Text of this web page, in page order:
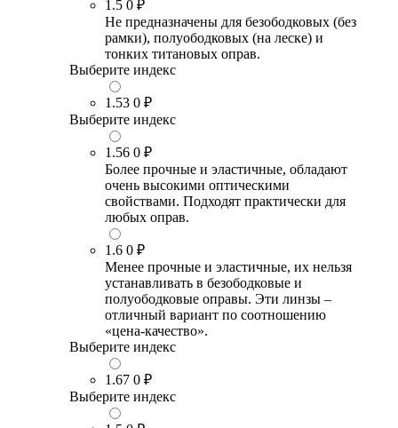
1.5 0 ₽
Не предназначены для безободковых (без
рамки), полуободковых (на леске) и
тонких титановых оправ.
Выберите индекс
1.53 0 ₽
Выберите индекс
1.56 0 ₽
Более прочные и эластичные, обладают
очень высокими оптическими
свойствами. Подходят практически для
любых оправ.
1.6 0 ₽
Менее прочные и эластичные, их нельзя
устанавливать в безободковые и
полуободковые оправы. Эти линзы –
отличный вариант по соотношению
«цена-качество».
Выберите индекс
1.67 0 ₽
Выберите индекс